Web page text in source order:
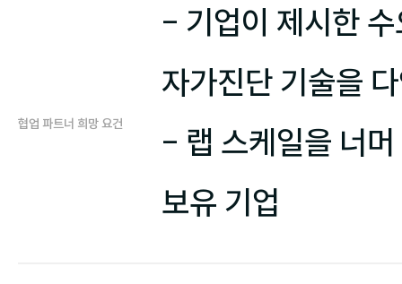
- 기업이 제시한
자가진단 기술을
협업 파트너 희망 요건
- 랩 스케일을 너
보유 기업